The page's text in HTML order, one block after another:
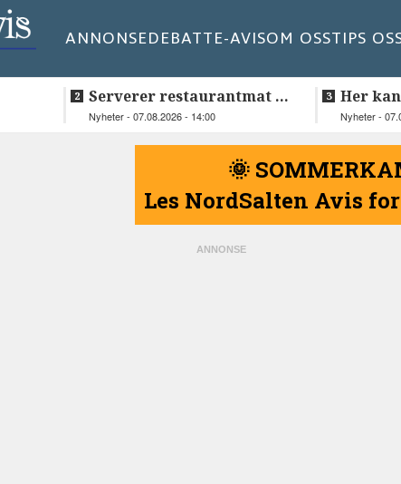
ANNONSEDEBATTE-AVISOM OSSTIPS
Serverer restaurantmat til
beboerne
Nyheter - 07.08.2026 - 14:00
Her
videre
Nyheter -
🌞
Les NordSalten Avis